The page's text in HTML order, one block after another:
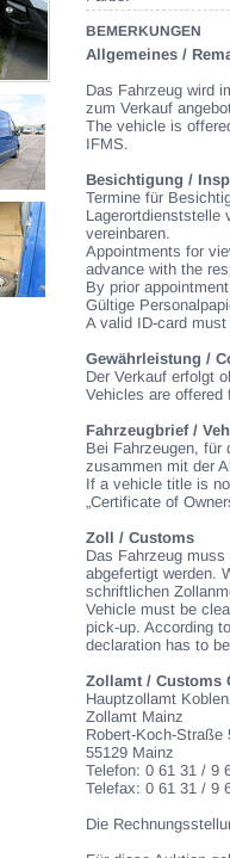
BEMERKUNGEN
Allgemeines /
Das Fahrzeug wird
zum Verkauf
The vehicle is
IFMS.
Besichtigung /
Termine für
Lagerortdienststelle
vereinbaren.
Appointments for
advance with the
By prior
Gültige
A valid ID-card must
Gewährleistung /
Der Verkauf erfolgt
Vehicles are
Fahrzeugbrief /
Bei Fahrzeugen, für
zusammen mit der
If a vehicle title is
„Certificate of
Zoll / Customs
Das Fahrzeug
abgefertigt werden.
schriftlichen
Vehicle must be
pick-up. According
declaration has to
Zollamt / Customs
Hauptzollamt
Zollamt Mainz
Robert-Koch-Straße
55129 Mainz
Telefon: 0 61 31 / 9
Telefax: 0 61 31 / 9
Die